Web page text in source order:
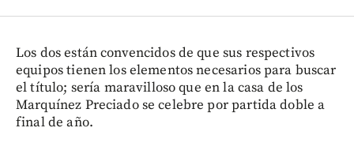
Los dos están convencidos de que sus respectivos
equipos tienen los elementos necesarios para buscar
el título; sería maravilloso que en la casa de los
Marquínez Preciado se celebre por partida doble a
final de año.